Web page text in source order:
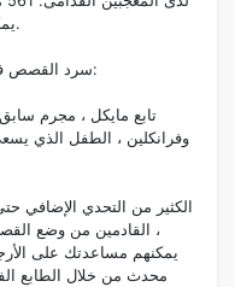
يمكنك تشغيلها) والمبلغ يرتفع مع كل تحديث.
سرد القصص في وقت واحد من ثلاث وجهات نظر فريدة:
تابع مايكل ، مجرم
وفرانكلين ، الطفل الذي
، القادمين من وضع
يمكنهم مساعدتك على